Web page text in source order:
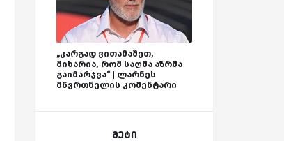
„კარგად ვითამაშეთ,
მიხარია, რომ საღმა აზრმა
გაიმარჯვა“ | ლარნეს
მწვრთნელის კომენტარი
მეტი